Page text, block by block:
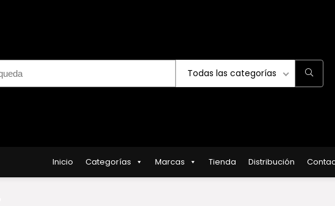
Todas las categorías
Inicio Categorías Marcas Tienda Distribución